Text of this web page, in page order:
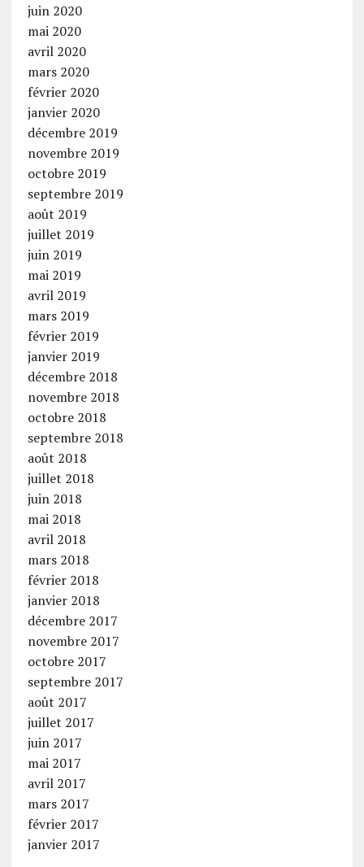
juin 2020
mai 2020
avril 2020
mars 2020
février 2020
janvier 2020
décembre 2019
novembre 2019
octobre 2019
septembre 2019
août 2019
juillet 2019
juin 2019
mai 2019
avril 2019
mars 2019
février 2019
janvier 2019
décembre 2018
novembre 2018
octobre 2018
septembre 2018
août 2018
juillet 2018
juin 2018
mai 2018
avril 2018
mars 2018
février 2018
janvier 2018
décembre 2017
novembre 2017
octobre 2017
septembre 2017
août 2017
juillet 2017
juin 2017
mai 2017
avril 2017
mars 2017
février 2017
janvier 2017